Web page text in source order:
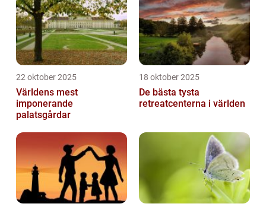
22 oktober 2025
Världens mest
imponerande
palatsgårdar
18 oktober 2025
De bästa tysta
retreatcenterna i världen